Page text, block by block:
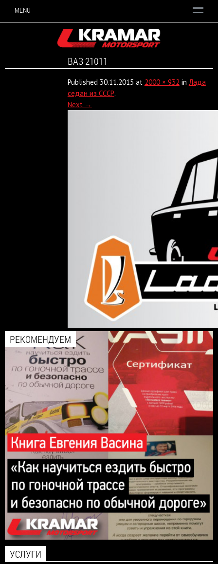
MENU
ВАЗ 21011
Published 30.11.2015 at 2000 × 932 in Лада
седан из СССР.
Next →
РЕКОМЕНДУЕМ
УСЛУГИ